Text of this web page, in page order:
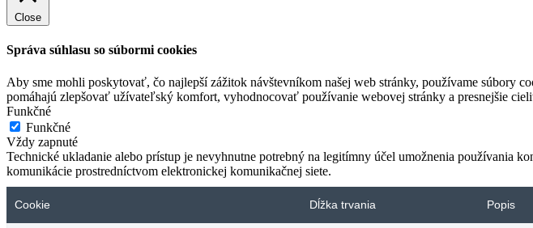
Close
Správa súhlasu so súbormi cookies
Aby sme mohli poskytovať, čo najlepší zážitok návštevníkom našej web stránky, používame súbory
pomáhajú zlepšovať užívateľský komfort, vyhodnocovať používanie webovej stránky a presnejšie
Funkčné
Funkčné
Vždy zapnuté
Technické ukladanie alebo prístup je nevyhnutne potrebný na legitímny účel umožnenia používania
komunikácie prostredníctvom elektronickej komunikačnej siete.
Cookie Dĺžka trvania Popis